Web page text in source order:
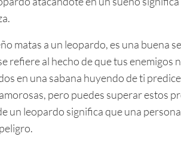
matas a un leopardo, es una buena
refiere al hecho de que tus enemigos
en una sabana huyendo de ti
pero puedes superar estos
un leopardo significa que una